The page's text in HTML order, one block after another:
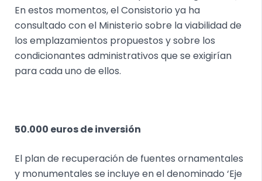
En estos momentos, el Consistorio ya ha
consultado con el Ministerio sobre la viabilidad de
los emplazamientos propuestos y sobre los
condicionantes administrativos que se exigirían
para cada uno de ellos.
50.000 euros de inversión
El plan de recuperación de fuentes ornamentales
y monumentales se incluye en el denominado ‘Eje